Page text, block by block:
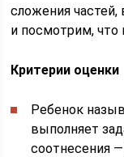
сложения частей,
и посмотрим, что
Критерии оценки
Ребенок
выполняет
соотнесения —